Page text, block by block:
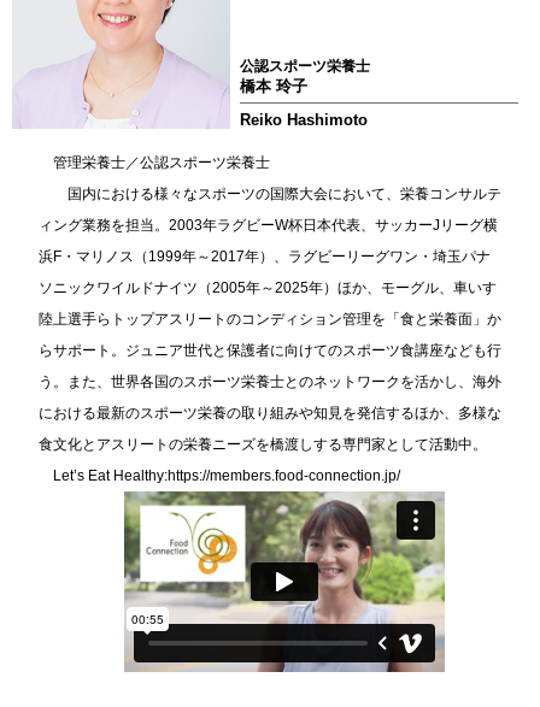
公認スポーツ栄養士
橋本 玲子
Reiko Hashimoto
管理栄養士／公認スポーツ栄養士
国内における様々なスポーツの国際大会において、栄養コンサルテ
ィング業務を担当。2003年ラグビーW杯日本代表、サッカーJリーグ横
浜F・マリノス（1999年～2017年）、ラグビーリーグワン・埼玉パナ
ソニックワイルドナイツ（2005年～2025年）ほか、モーグル、車いす
陸上選手らトップアスリートのコンディション管理を「食と栄養面」か
らサポート。ジュニア世代と保護者に向けてのスポーツ食講座なども行
う。また、世界各国のスポーツ栄養士とのネットワークを活かし、海外
における最新のスポーツ栄養の取り組みや知見を発信するほか、多様な
食文化とアスリートの栄養ニーズを橋渡しする専門家として活動中。
Let’s Eat Healthy:https://members.food-connection.jp/